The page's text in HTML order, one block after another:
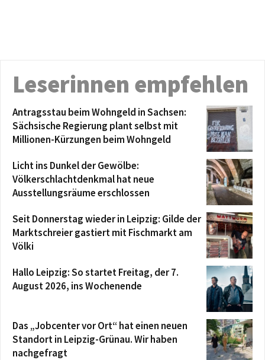
Leserinnen empfehlen
Antragsstau beim Wohngeld in Sachsen:
Sächsische Regierung plant selbst mit
Millionen-Kürzungen beim Wohngeld
Licht ins Dunkel der Gewölbe:
Völkerschlachtdenkmal hat neue
Ausstellungsräume erschlossen
Seit Donnerstag wieder in Leipzig: Gilde der
Marktschreier gastiert mit Fischmarkt am
Völki
Hallo Leipzig: So startet Freitag, der 7.
August 2026, ins Wochenende
Das „Jobcenter vor Ort“ hat einen neuen
Standort in Leipzig-Grünau. Wir haben
nachgefragt